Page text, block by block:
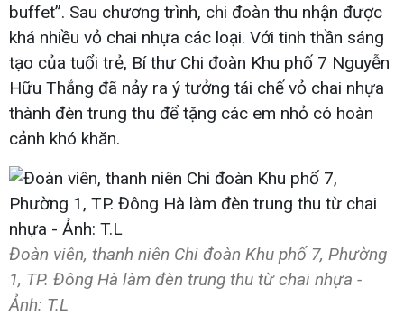
buffet”. Sau chương trình, chi đoàn thu nhận được
khá nhiều vỏ chai nhựa các loại. Với tinh thần sáng
tạo của tuổi trẻ, Bí thư Chi đoàn Khu phố 7 Nguyễn
Hữu Thắng đã nảy ra ý tưởng tái chế vỏ chai nhựa
thành đèn trung thu để tặng các em nhỏ có hoàn
cảnh khó khăn.
Đoàn viên, thanh niên Chi đoàn Khu phố 7, Phường
1, TP. Đông Hà làm đèn trung thu từ chai nhựa -
Ảnh: T.L​